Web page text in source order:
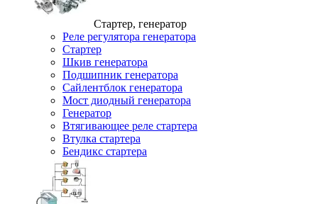
Стартер, генератор
Реле регулятора генератора
Стартер
Шкив генератора
Подшипник генератора
Сайлентблок генератора
Мост диодный генератора
Генератор
Втягивающее реле стартера
Втулка стартера
Бендикс стартера